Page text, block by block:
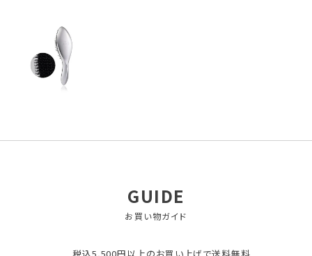
GUIDE
お買い物ガイド